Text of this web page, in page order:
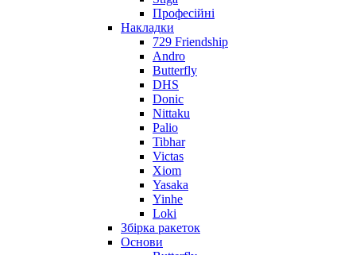
Професійні
Накладки
729 Friendship
Andro
Butterfly
DHS
Donic
Nittaku
Palio
Tibhar
Victas
Xiom
Yasaka
Yinhe
Loki
Збірка ракеток
Основи